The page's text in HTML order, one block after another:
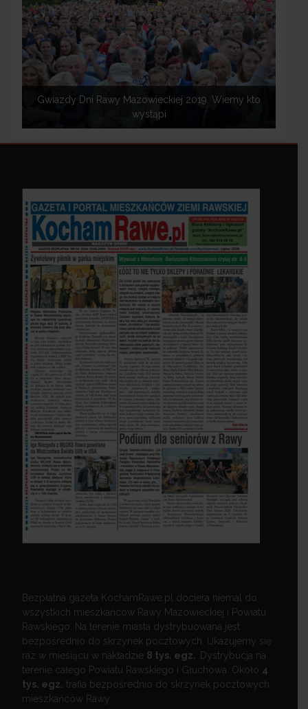
Gwiazdy Dni Rawy Mazowieckiej 2019. Wiemy kto
wystąpi
Bezpłatna gazeta KochamRawe.pl dociera niemal do
wszystkich mieszkańców Rawy Mazowieckiej i Powiatu
Rawskiego. Na terenie miasta dystrybuowana jest
bezpośrednio do skrzynek pocztowych. Ukazujemy się
raz w miesiącu w nakładzie 8 tys. egz.
Dystrybucja na
terenie całego Powiatu Rawskiego i Głuchowa. Około 4
tys. egz. trafia bezpośrednio do skrzynek pocztowych
mieszkańców Rawy.